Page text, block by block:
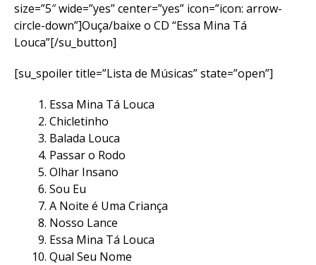
size=”5″ wide=”yes” center=”yes” icon=”icon: arrow-
circle-down”]Ouça/baixe o CD “Essa Mina Tá
Louca”[/su_button]
[su_spoiler title=”Lista de Músicas” state=”open”]
Essa Mina Tá Louca
Chicletinho
Balada Louca
Passar o Rodo
Olhar Insano
Sou Eu
A Noite é Uma Criança
Nosso Lance
Essa Mina Tá Louca
Qual Seu Nome